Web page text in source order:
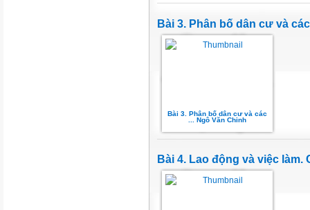
Bài 3. Phân bố dân cư và
Bài 3. Phân bố dân cư và các
... Ngô Văn Chinh
Bài 4. Lao động và việc